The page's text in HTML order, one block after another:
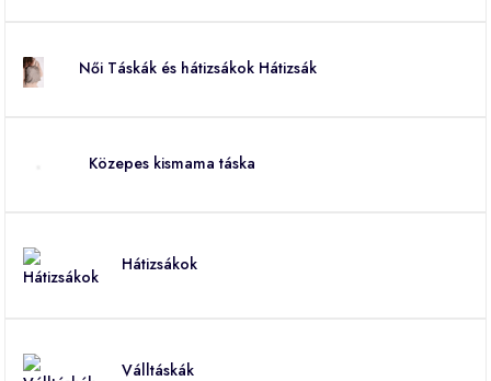
Női Táskák és hátizsákok Hátizsák
Közepes kismama táska
Hátizsákok
Válltáskák